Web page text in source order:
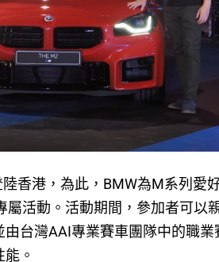
香港，為此，BMW為M系列愛
屬活動。活動期間，參加者可以
台灣AAI專業賽車團隊中的職
。